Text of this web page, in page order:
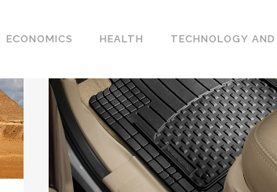
ECONOMICS HEALTH TECHNOLOGY AND